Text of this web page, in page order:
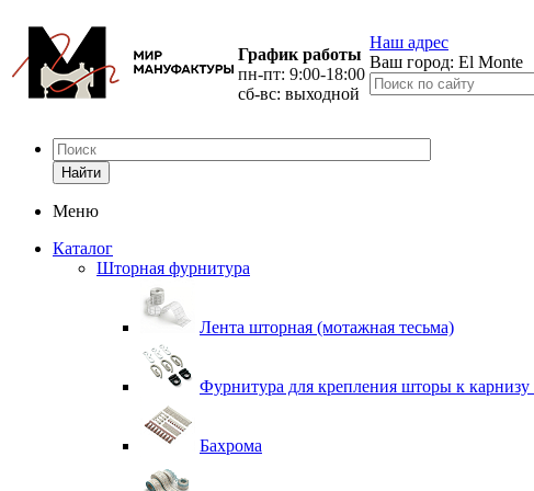
График работы
пн-пт: 9:00-18:00
сб-вс: выходной
Наш адрес
Ваш город: El Monte
Найти
Меню
Каталог
Шторная фурнитура
Лента шторная (мотажная тесьма)
Фурнитура для крепления шторы к
Бахрома